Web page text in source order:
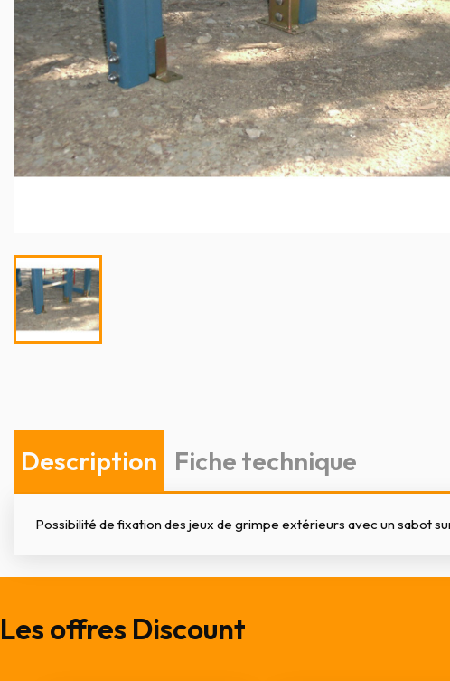
Description Fiche technique
Possibilité de fixation des jeux de grimpe extérieurs avec un sabot
Les offres Discount